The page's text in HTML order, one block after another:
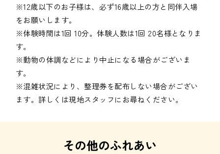
※12歳以下のお子様は、必ず16歳以上の方と同伴入場
をお願いします。
※体験時間は1回 10分。体験人数は1回 20名様となりま
す。
※動物の体調などにより中止になる場合がございま
す。
※混雑状況により、整理券を配布しない場合がござい
ます。詳しくは現地スタッフにお尋ねください。
その他のふれあい